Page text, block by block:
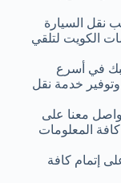
نقل السيارة
الكويت لتلقي
في أسرع
خدمة نقل
معنا على
المعلومات
إتمام كافة